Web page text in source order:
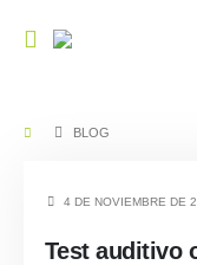
BLOG
4 DE NOVIEMBRE DE
Test auditivo